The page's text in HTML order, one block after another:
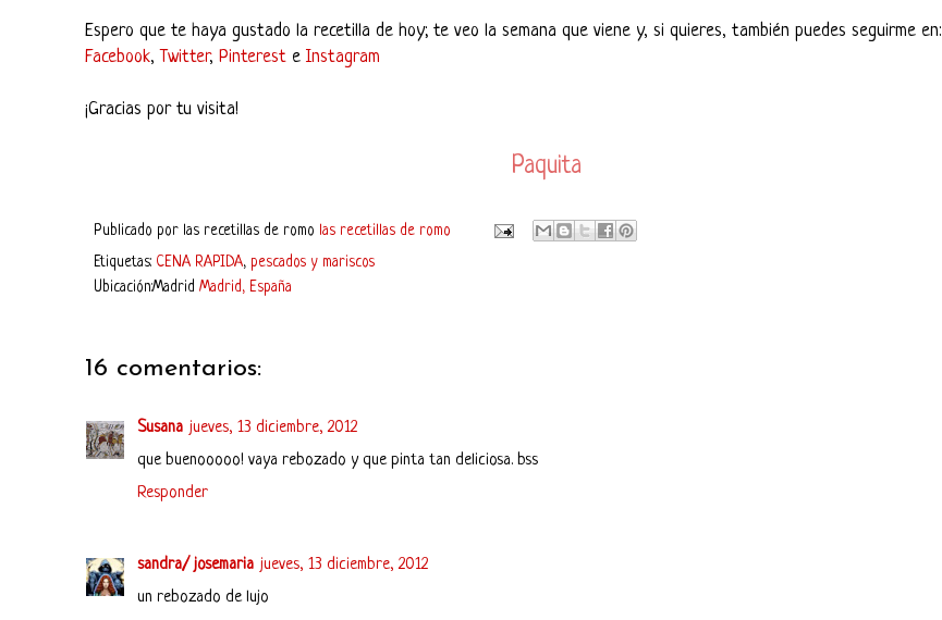
Espero que te haya gustado la recetilla de hoy; te veo la semana que viene y, si quieres, también puedes seguirme en:
Facebook,Twitter, Pinterest e Instagram
¡Gracias por tu visita!
Paquita
Publicado por las recetillas de romo las recetillas de romo
Etiquetas: CENA RAPIDA, pescados y mariscos
Ubicación:Madrid Madrid, España
16 comentarios:
Susana jueves, 13 diciembre, 2012
que buenooooo! vaya rebozado y que pinta tan deliciosa. bss
Responder
sandra/ josemaria jueves, 13 diciembre, 2012
un rebozado de lujo